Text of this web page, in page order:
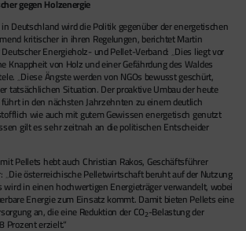
gegen Holzenergie
Deutschland wird die Politik gegenüber der energetischen
kritischer in ihren Regelungen, berichtet Martin
Energieholz- und Pellet-Verband: „Dies liegt vor
Knappheit von Holz und einer Gefährdung des Waldes
„Diese Ängste werden von NGOs bewusst geschürt,
tatsächlichen Situation. Der proaktive Umbau der heute
in den nächsten Jahrzehnten zu einem deutlich
wie auch mit gutem Gewissen energetisch genutzt
gilt es sehr zeitnah an die politischen Entscheider
Pellets hebt auch Christian Rakos, Geschäftsführer
„Die österreichische Pelletwirtschaft beruht auf der Nutzung
in einen hochwertigen Energieträger verwandelt, wobei
Energie zum Einsatz kommt. Damit bieten Pellets eine
an, die eine Reduktion der CO2-Belastung der
Prozent erzielt.“